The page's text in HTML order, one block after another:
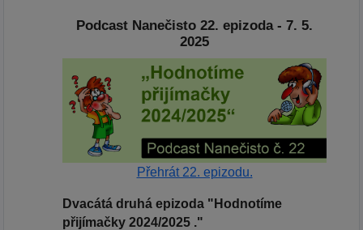
Podcast Nanečisto 22. epizoda - 7. 5.
2025
Přehrát 22. epizodu.
Dvacátá druhá epizoda "Hodnotíme
přijímačky 2024/2025 ."